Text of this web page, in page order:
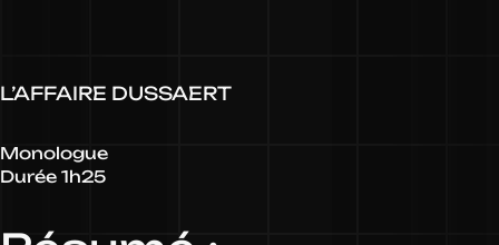
L’AFFAIRE DUSSAERT
Monologue
Durée 1h25